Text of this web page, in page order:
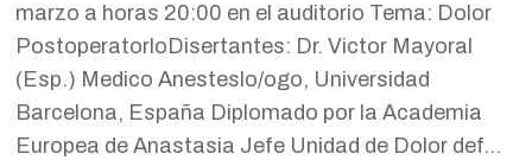
marzo a horas 20:00 en el auditorio Tema: Dolor
PostoperatorloDisertantes: Dr. Victor Mayoral
(Esp.) Medico Anesteslo/ogo, Universidad
Barcelona, España Diplomado por la Academia
Europea de Anastasia Jefe Unidad de Dolor def…